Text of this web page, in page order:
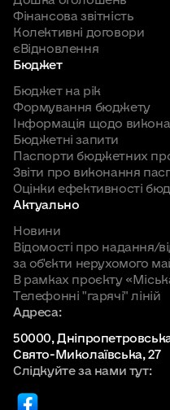
Фінансова звітність
Колективні договори
єВідновлення
Бюджет
Бюджет на рік
Формування бюджету
Інформація щодо
Бюджетні запити
Паспорти бюджетних
Звіти про виконання
Оцінки ефективності
Актуально
Новини
Відомості про надання/
за об'єкти нерухомого
В рамках проєкту
Телефонні "гарячі" ліній
Адреса:
50000,
Свято-Миколаївська, 27
Слідкуйте за нами тут: